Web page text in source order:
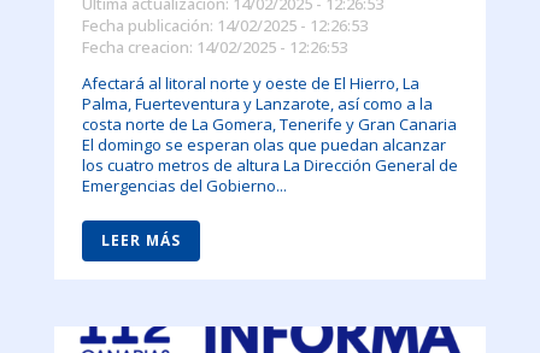
Fecha publicación: 14/02/2025 - 12:26:53
Fecha creacion: 14/02/2025 - 12:26:53
Afectará al litoral norte y oeste de El Hierro, La
Palma, Fuerteventura y Lanzarote, así como a la
costa norte de La Gomera, Tenerife y Gran Canaria
El domingo se esperan olas que puedan alcanzar
los cuatro metros de altura La Dirección General de
Emergencias del Gobierno...
LEER MÁS